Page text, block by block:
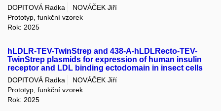
DOPITOVÁ Radka
NOVÁČEK Jiří
Prototyp, funkční vzorek
Rok: 2025
hLDLR-TEV-TwinStrep and 438-A-hLDLRecto-TEV-
TwinStrep plasmids for expression of human insulin
receptor and LDL binding ectodomain in insect cells
DOPITOVÁ Radka
NOVÁČEK Jiří
Prototyp, funkční vzorek
Rok: 2025